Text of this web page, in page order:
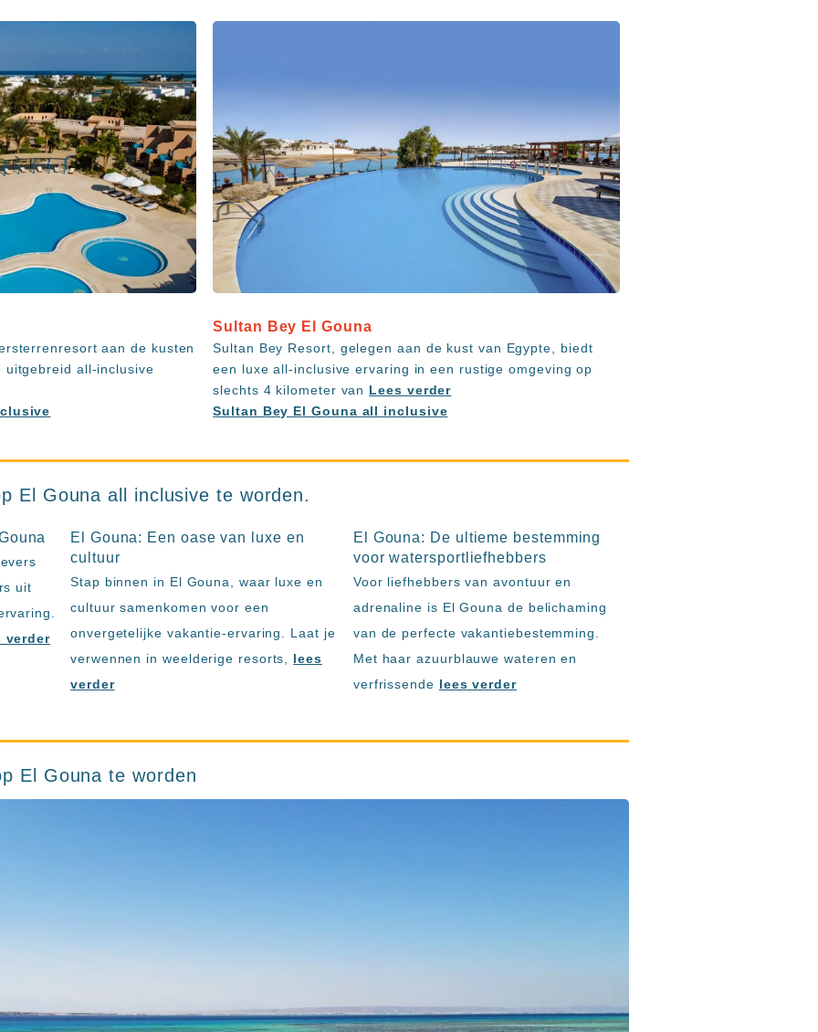
aan de kusten
uitgebreid all-inclusive
Sultan Bey El Gouna
Sultan Bey Resort, gelegen aan de kust van Egypte, biedt
een luxe all-inclusive ervaring in een rustige omgeving op
slechts 4 kilometer van Lees verder
Sultan Bey El Gouna all inclusive
El Gouna all inclusive te worden.
uit
verder
El Gouna: Een oase van luxe en
cultuur
Stap binnen in El Gouna, waar luxe en
cultuur samenkomen voor een
onvergetelijke vakantie-ervaring. Laat je
verwennen in weelderige resorts, lees
verder
El Gouna: De ultieme bestemming
voor watersportliefhebbers
Voor liefhebbers van avontuur en
adrenaline is El Gouna de belichaming
van de perfecte vakantiebestemming.
Met haar azuurblauwe wateren en
verfrissende lees verder
El Gouna te worden